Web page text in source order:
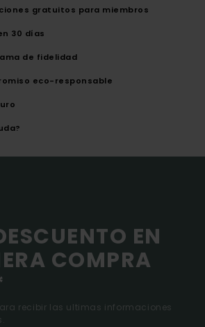
gratuitos para miembros
30 días
de fidelidad
eco-responsable
EN
COMPRA
recibir las ultimas informaciones